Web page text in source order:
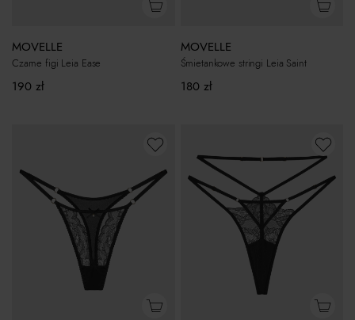
MOVELLE
Czarne figi Leia Ease
190 zł
MOVELLE
Śmietankowe stringi Leia Saint
180 zł